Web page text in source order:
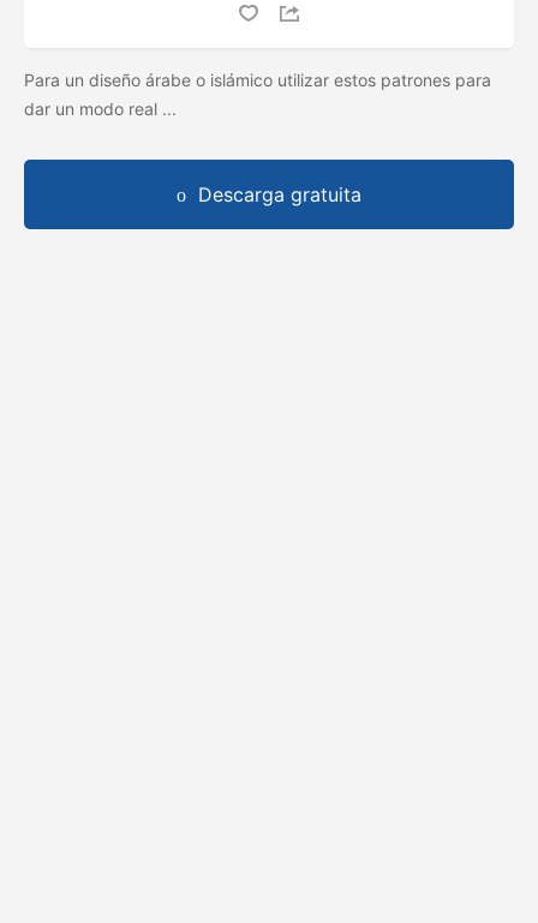
Para un diseño árabe o islámico utilizar estos patrones para
dar un modo real ...
Descarga gratuita